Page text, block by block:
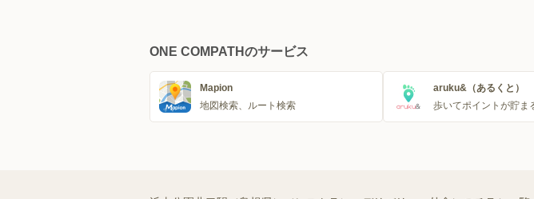
ONE COMPATHのサービス
Mapion
地図検索、ルート検索
aruku&（あるくと）
歩いてポイントが貯ま